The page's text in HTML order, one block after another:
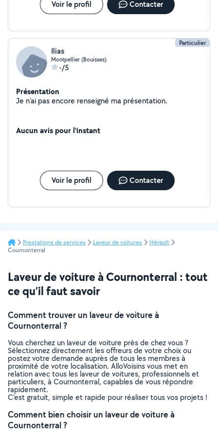
Voir le profil Contacter
Particulier
Ilias
Montpellier (Bouisses)
-/5
Présentation
Je n'ai pas encore renseigné ma présentation.
Aucun avis pour l'instant
Voir le profil Contacter
Prestations de services Laveur de voitures
Hérault
Cournonterral
Laveur de voiture à Cournonterral : tout
ce qu’il faut savoir
Comment trouver un laveur de voiture à
Cournonterral ?
Vous cherchez un laveur de voiture près de chez vous ?
Sélectionnez directement les offreurs de votre choix ou
postez votre demande auprès de tous les membres à
proximité de votre localisation. AlloVoisins vous met en
relation avec tous les laveur de voitures, professionnels et
particuliers, à Cournonterral, capables de vous répondre
rapidement.
C’est gratuit, simple et rapide pour réaliser tous vos projets !
Comment bien choisir un laveur de voiture à
Cournonterral ?